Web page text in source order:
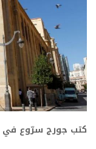
كتب جورج سرّوع في